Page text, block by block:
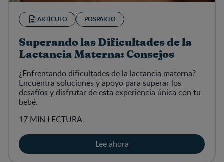
ARTÍCULO POSPARTO
Superando las Dificultades de la
Lactancia Materna: Consejos
¿Enfrentando dificultades de la lactancia materna?
Encuentra soluciones y apoyo para superar los
desafíos y disfrutar de esta experiencia única con tu
bebé.
17 MIN LECTURA
Lee ahora